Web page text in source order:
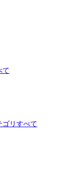
て
ゴリすべて